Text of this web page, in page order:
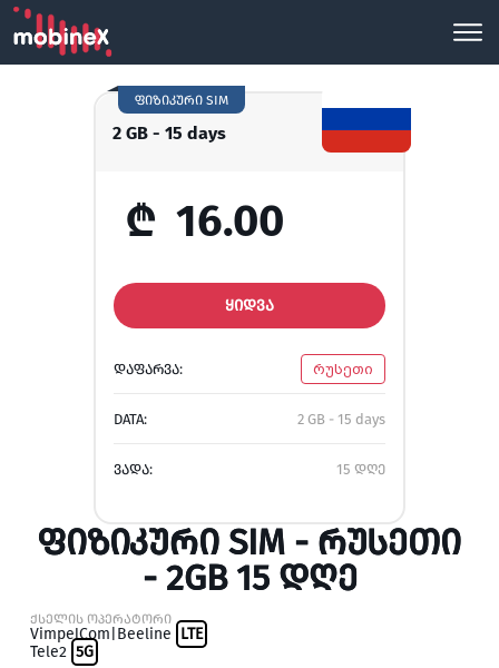
2 GB - 15 days
ფიზიკური SIM
₾ 16.00
ᲧᲘᲓᲕᲐ
ᲓᲐᲤᲐᲠᲕᲐ: რუსეთი
DATA: 2 GB - 15 days
ᲕᲐᲓᲐ: 15 დღე
ᲤᲘᲖᲘᲙᲣᲠᲘ SIM - ᲠᲣᲡᲔᲗᲘ
- 2GB 15 ᲓᲦᲔ
ქსელის ოპერატორი
VimpelCom|Beeline LTE
Tele2 5G